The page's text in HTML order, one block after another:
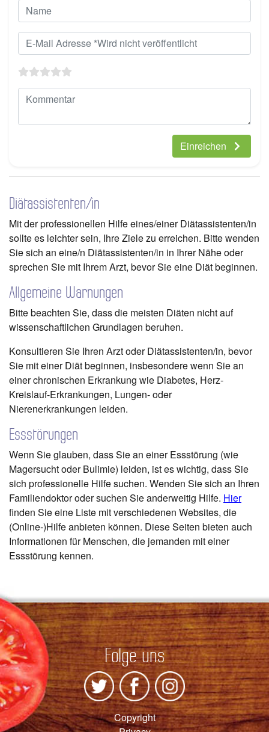
Einreichen
Diätassistenten/in
Mit der professionellen Hilfe eines/einer Diätassistenten/in
sollte es leichter sein, Ihre Ziele zu erreichen. Bitte wenden
Sie sich an eine/n Diätassistenten/in in Ihrer Nähe oder
sprechen Sie mit Ihrem Arzt, bevor Sie eine Diät beginnen.
Allgemeine Warnungen
Bitte beachten Sie, dass die meisten Diäten nicht auf
wissenschaftlichen Grundlagen beruhen.
Konsultieren Sie Ihren Arzt oder Diätassistenten/in, bevor
Sie mit einer Diät beginnen, insbesondere wenn Sie an
einer chronischen Erkrankung wie Diabetes, Herz-
Kreislauf-Erkrankungen, Lungen- oder
Nierenerkrankungen leiden.
Essstörungen
Wenn Sie glauben, dass Sie an einer Essstörung (wie
Magersucht oder Bulimie) leiden, ist es wichtig, dass Sie
sich professionelle Hilfe suchen. Wenden Sie sich an Ihren
Familiendoktor oder suchen Sie anderweitig Hilfe. Hier
finden Sie eine Liste mit verschiedenen Websites, die
(Online-)Hilfe anbieten können. Diese Seiten bieten auch
Informationen für Menschen, die jemanden mit einer
Essstörung kennen.
Folge uns
Copyright